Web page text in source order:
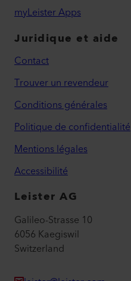
myLeister Apps
Juridique et aide
Contact
Trouver un revendeur
Conditions générales
Politique de confidentialité
Mentions légales
Accessibilité
Leister AG
Galileo-Strasse 10
6056 Kaegiswil
Switzerland